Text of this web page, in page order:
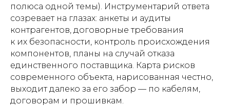
полюса одной темы). Инструментарий ответа
созревает на глазах: анкеты и аудиты
контрагентов, договорные требования
к их безопасности, контроль происхождения
компонентов, планы на случай отказа
единственного поставщика. Карта рисков
современного объекта, нарисованная честно,
выходит далеко за его забор — по кабелям,
договорам и прошивкам.